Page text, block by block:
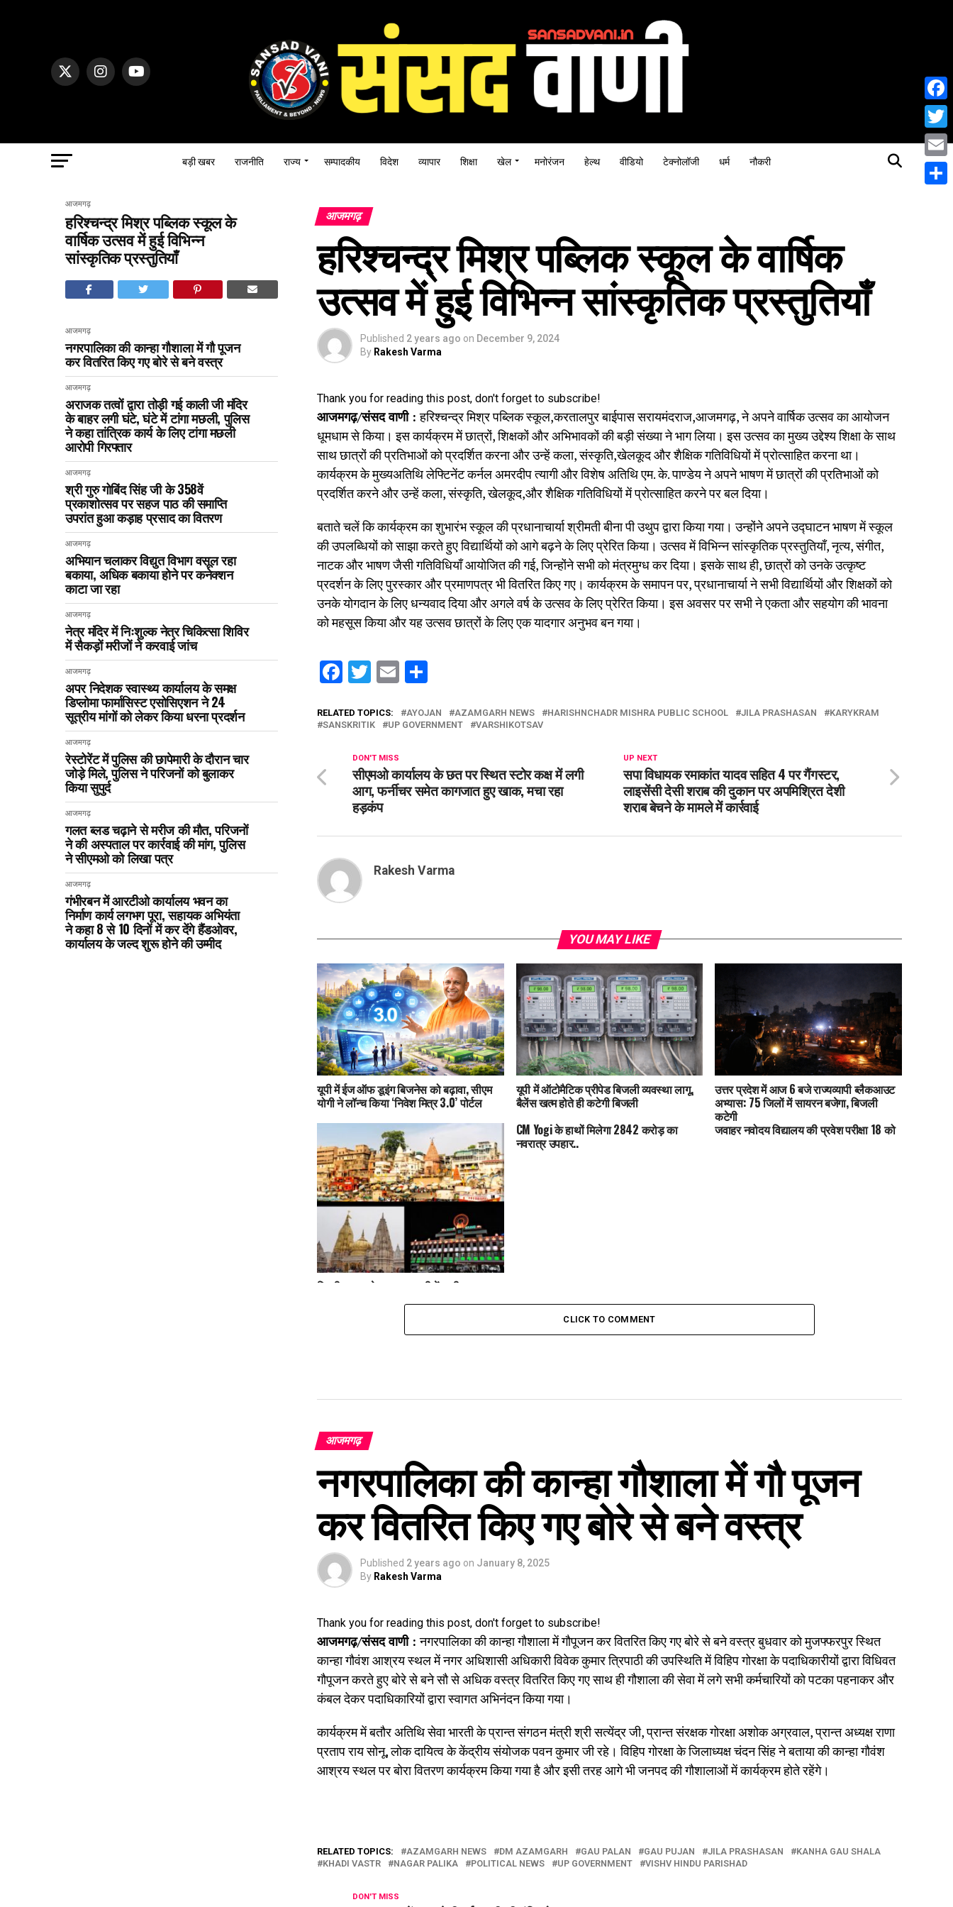
बड़ी खबर राजनीति राज्य सम्पादकीय विदेश व्यापार शिक्षा खेल मनोरंजन हेल्थ वीडियो टेक्नोलॉजी धर्म नौकरी
आजमगढ़
हरिश्‍चन्द्र मिश्र पब्लिक स्कूल के
वार्षिक उत्सव में हुई विभिन्न
सांस्कृतिक प्रस्तुतियाँ
आजमगढ़
नगरपालिका की कान्हा गौशाला में गौ पूजन
कर वितरित किए गए बोरे से बने वस्त्र
आजमगढ़
अराजक तत्वों द्वारा तोड़ी गई काली जी मंदिर
के बाहर लगी घंटे, घंटे में टांगा मछली, पुलिस
ने कहा तांत्रिक कार्य के लिए टांगा मछली
आरोपी गिरफ्तार
आजमगढ़
श्री गुरु गोबिंद सिंह जी के 358वें
प्रकाशोत्सव पर सहज पाठ की समाप्ति
उपरांत हुआ कड़ाह प्रसाद का वितरण
आजमगढ़
अभियान चलाकर विद्युत विभाग वसूल रहा
बकाया, अधिक बकाया होने पर कनेक्शन
काटा जा रहा
आजमगढ़
नेत्र मंदिर में निःशुल्क नेत्र चिकित्सा शिविर
में सैकड़ों मरीजों ने करवाई जांच
आजमगढ़
अपर निदेशक स्वास्थ्य कार्यालय के समक्ष
डिप्लोमा फार्मासिस्ट एसोसिएशन ने 24
सूत्रीय मांगों को लेकर किया धरना प्रदर्शन
आजमगढ़
रेस्टोरेंट में पुलिस की छापेमारी के दौरान चार
जोड़े मिले, पुलिस ने परिजनों को बुलाकर
किया सुपुर्द
आजमगढ़
गलत ब्लड चढ़ाने से मरीज की मौत, परिजनों
ने की अस्पताल पर कार्रवाई की मांग, पुलिस
ने सीएमओ को लिखा पत्र
आजमगढ़
गंभीरबन में आरटीओ कार्यालय भवन का
निर्माण कार्य लगभग पूरा, सहायक अभियंता
ने कहा 8 से 10 दिनों में कर देंगे हैंडओवर,
कार्यालय के जल्द शुरू होने की उम्मीद
आजमगढ़
हरिश्‍चन्द्र मिश्र पब्लिक स्कूल के वार्षिक
उत्सव में हुई विभिन्न सांस्कृतिक प्रस्तुतियाँ
Published 2 years ago on December 9, 2024
By Rakesh Varma
Thank you for reading this post, don't forget to subscribe!
आजमगढ़/संसद वाणी :हरिश्‍चन्द्र मिश्र पब्लिक स्कूल,करतालपुर बाईपास सरायमंदराज,आजमगढ़, ने अपने वार्षिक उत्सव का आयोजन
धूमधाम से किया। इस कार्यक्रम में छात्रों, शिक्षकों और अभिभावकों की बड़ी संख्या ने भाग लिया। इस उत्सव का मुख्य उद्देश्य शिक्षा के साथ
साथ छात्रों की प्रतिभाओं को प्रदर्शित करना और उन्हें कला, संस्कृति,खेलकूद और शैक्षिक गतिविधियों में प्रोत्साहित करना था।
कार्यक्रम के मुख्यअतिथि लेफ्टिनेंट कर्नल अमरदीप त्यागी और विशेष अतिथि एम. के. पाण्डेय ने अपने भाषण में छात्रों की प्रतिभाओं को
प्रदर्शित करने और उन्हें कला, संस्कृति, खेलकूद,और शैक्षिक गतिविधियों में प्रोत्साहित करने पर बल दिया।
​बताते चलें कि कार्यक्रम का शुभारंभ स्कूल की प्रधानाचार्या श्रीमती बीना पी उथुप द्वारा किया गया। उन्होंने अपने उद्घाटन भाषण में स्कूल
की उपलब्धियों को साझा करते हुए विद्यार्थियों को आगे बढ़ने के लिए प्रेरित किया। उत्सव में विभिन्न सांस्कृतिक प्रस्तुतियाँ, नृत्य, संगीत,
नाटक और भाषण जैसी गतिविधियाँ आयोजित की गई, जिन्होंने सभी को मंत्रमुग्ध कर दिया। इसके साथ ही, छात्रों को उनके उत्कृष्ट
प्रदर्शन के लिए पुरस्कार और प्रमाणपत्र भी वितरित किए गए। कार्यक्रम के समापन पर, प्रधानाचार्या ने सभी विद्यार्थियों और शिक्षकों को
उनके योगदान के लिए धन्यवाद दिया और अगले वर्ष के उत्सव के लिए प्रेरित किया। इस अवसर पर सभी ने एकता और सहयोग की भावना
को महसूस किया और यह उत्सव छात्रों के लिए एक यादगार अनुभव बन गया।
Facebook
Twitter
Email
RELATED TOPICS: AYOJAN AZAMGARH NEWS HARISHNCHADR MISHRA PUBLIC SCHOOL JILA PRASHASAN
KARYKRAM
SANSKRITIK
UP GOVERNMENT VARSHIKOTSAV
UP NEXT
सपा विधायक रमाकांत यादव सहित 4 पर गैंगस्टर,
लाइसेंसी देसी शराब की दुकान पर अपमिश्रित देशी
शराब बेचने के मामले में कार्रवाई
DON'T MISS
सीएमओ कार्यालय के छत पर स्थित स्टोर कक्ष में लगी
आग, फर्नीचर समेत कागजात हुए खाक, मचा रहा
हड़कंप
Rakesh Varma
YOU MAY LIKE
यूपी में ईज ऑफ डूइंग बिजनेस को बढ़ावा, सीएम
योगी ने लॉन्च किया ‘निवेश मित्र 3.0’ पोर्टल
यूपी में ऑटोमैटिक प्रीपेड बिजली व्यवस्था लागू,
बैलेंस खत्म होते ही कटेगी बिजली
उत्तर प्रदेश में आज 6 बजे राज्यव्यापी ब्लैकआउट
अभ्यास: 75 जिलों में सायरन बजेगा, बिजली
कटेगी
दिल्ली ब्लास्ट के बाद वाराणसी में कड़ी सुरक्षा:
काशी विश्वनाथ धाम से कैंट स्टेशन तक अलर्ट
CM Yogi के हाथों मिलेगा 2842 करोड़ का
नवरात्र उपहार..
जवाहर नवोदय विद्यालय की प्रवेश परीक्षा 18 को
CLICK TO COMMENT
आजमगढ़
नगरपालिका की कान्हा गौशाला में गौ पूजन
कर वितरित किए गए बोरे से बने वस्त्र
Published 2 years ago on January 8, 2025
By Rakesh Varma
Thank you for reading this post, don't forget to subscribe!
आजमगढ़/संसद वाणी :नगरपालिका की कान्हा गौशाला में गौपूजन कर वितरित किए गए बोरे से बने वस्त्र बुधवार को मुजफ्फरपुर स्थित
कान्हा गौवंश आश्रय स्थल में नगर अधिशासी अधिकारी विवेक कुमार त्रिपाठी की उपस्थिति में विहिप गोरक्षा के पदाधिकारीयों द्वारा विधिवत
गौपूजन करते हुए बोरे से बने सौ से अधिक वस्त्र वितरित किए गए साथ ही गौशाला की सेवा में लगे सभी कर्मचारियों को पटका पहनाकर और
कंबल देकर पदाधिकारियों द्वारा स्वागत अभिनंदन किया गया।
कार्यक्रम में बतौर अतिथि सेवा भारती के प्रान्त संगठन मंत्री श्री सत्येंद्र जी, प्रान्त संरक्षक गोरक्षा अशोक अग्रवाल, प्रान्त अध्यक्ष राणा
प्रताप राय सोनू, लोक दायित्व के केंद्रीय संयोजक पवन कुमार जी रहे। विहिप गोरक्षा के जिलाध्यक्ष चंदन सिंह ने बताया की कान्हा गौवंश
आश्रय स्थल पर बोरा वितरण कार्यक्रम किया गया है और इसी तरह आगे भी जनपद की गौशालाओं में कार्यक्रम होते रहेंगे।
RELATED TOPICS: AZAMGARH NEWS DM AZAMGARH GAU PALAN GAU PUJAN JILA PRASHASAN
KANHA GAU SHALA
KHADI VASTR
NAGAR PALIKA POLITICAL NEWS UP GOVERNMENT VISHV HINDU PARISHAD
DON'T MISS
Email